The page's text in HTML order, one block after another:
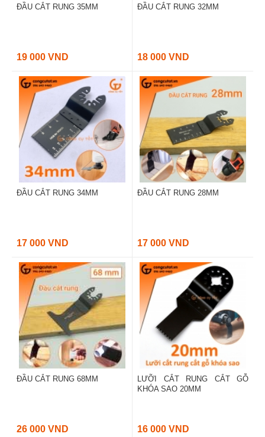
ĐẦU CẮT RUNG 35MM
19 000 VND
ĐẦU CẮT RUNG 32MM
18 000 VND
ĐẦU CẮT RUNG 34MM
17 000 VND
ĐẦU CẮT RUNG 28MM
17 000 VND
ĐẦU CẮT RUNG 68MM
26 000 VND
LƯỠI CẮT RUNG CẮT GỖ
KHÓA SAO 20MM
16 000 VND